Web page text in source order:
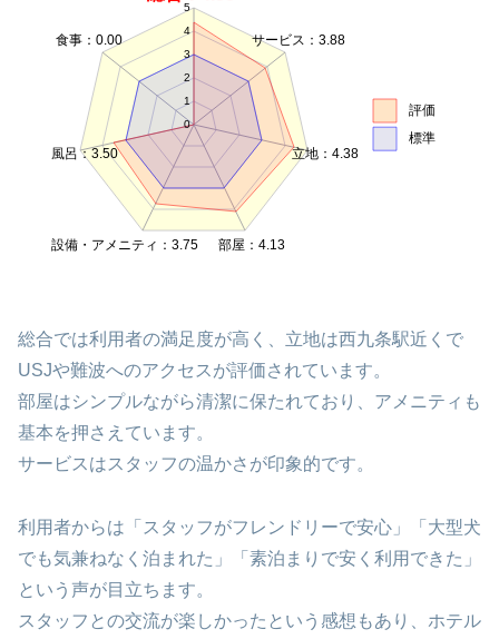
0
1
2
3
4
5
サービス：3.88
立地：4.38
部屋：4.13
設備・アメニティ：3.75
風呂：3.50
食事：0.00
評価
標準
総合では利用者の満足度が高く、立地は西九条駅近くで
USJや難波へのアクセスが評価されています。
部屋はシンプルながら清潔に保たれており、アメニティも
基本を押さえています。
サービスはスタッフの温かさが印象的です。
利用者からは「スタッフがフレンドリーで安心」「大型犬
でも気兼ねなく泊まれた」「素泊まりで安く利用できた」
という声が目立ちます。
スタッフとの交流が楽しかったという感想もあり、ホテル